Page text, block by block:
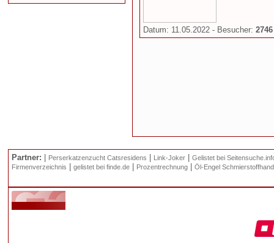
Datum: 11.05.2022 - Besucher: 2746
Partner: Perserkatzenzucht Catsresidens Link-Joker
Gelistet bei
Firmenverzeichnis
gelistet bei finde.de Prozentrechnung Öl-Engel